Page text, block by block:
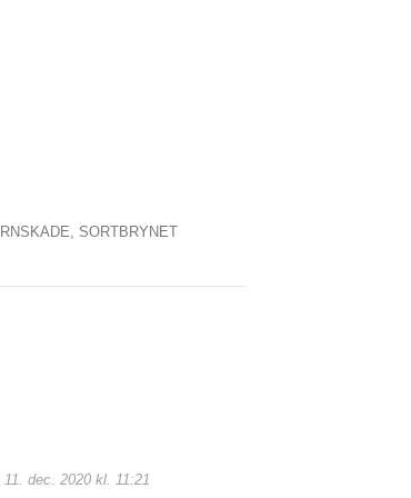
SORTBRYNET
dec. 2020 kl. 11:21